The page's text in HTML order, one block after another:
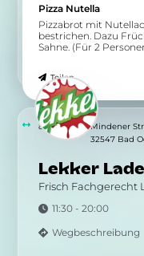
Pizza Nutella
Pizzabrot mit
bestrichen. Dazu
Sahne. (Für 2
Teilen
Lekker
Frisch Fachgerecht
11:30 - 20:00
Wegbeschreibung
8.04 km
Mindener
32547 Bad